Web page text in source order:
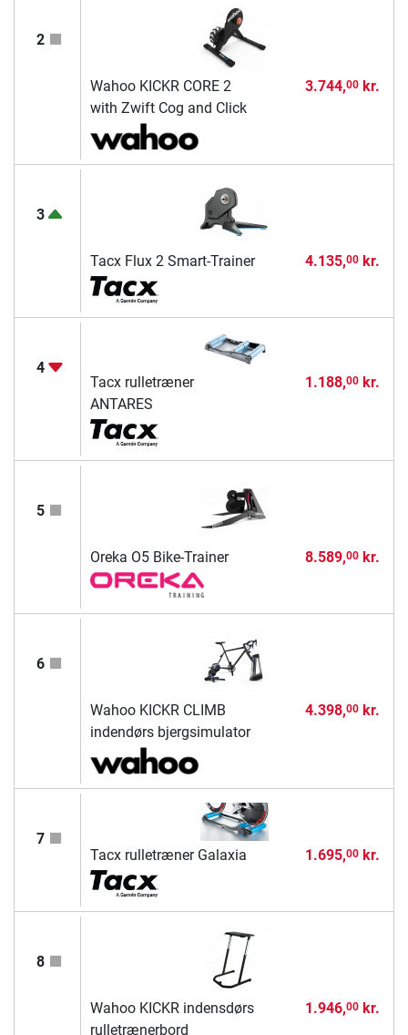
2
Wahoo KICKR CORE 2
with Zwift Cog and Click
3.744,00kr.
3
Tacx Flux 2 Smart-Trainer 4.135,00kr.
4
Tacx rulletræner
ANTARES
1.188,00kr.
5
Oreka O5 Bike-Trainer 8.589,00kr.
6
Wahoo KICKR CLIMB
indendørs bjergsimulator
4.398,00kr.
7
Tacx rulletræner Galaxia
1.695,00kr.
8
Wahoo KICKR indensdørs
rulletrænerbord
1.946,00kr.